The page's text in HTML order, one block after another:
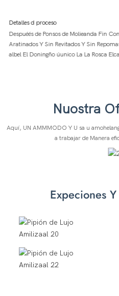
Detalles d proceso
Despuéés de Ponsos de Molieanda Fin
Aratinados Y Sin Revitados Y Sin
albel El Doningño úunico La La Rosca
Nuostra
Aquí, UN AMMMODO Y U sa u
a trabajar de Manera
Expeciones